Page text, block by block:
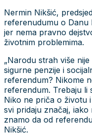
Nermin Nikšić,
referenudumu o Danu
jer nema pravno
životnim problemima.
„Narodu strah više
sigurne penzije i
referendum? Nikome
referendum. Trebaju li
Niko ne priča o životu
svi pridaju značaj,
znamo da od
Nikšić.